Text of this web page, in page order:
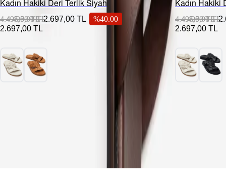
Kadın Hakiki Deri Terlik Siyah
4.495,00 TL 2.697,00 TL %40.00
2.697,00 TL
4.495,00 TL
Kadın Hakiki
4.495,00 TL
2.697,00 TL
4.495,00 TL